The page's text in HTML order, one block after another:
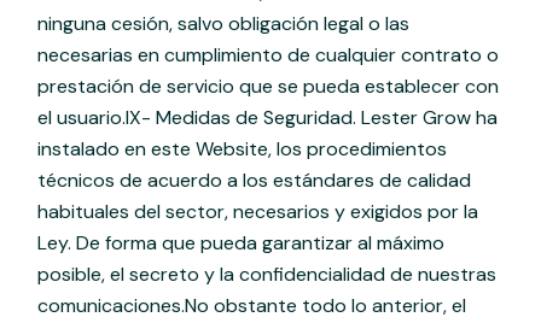
ninguna cesión, salvo obligación legal o las
necesarias en cumplimiento de cualquier contrato o
prestación de servicio que se pueda establecer con
el usuario.IX- Medidas de Seguridad. Lester Grow ha
instalado en este Website, los procedimientos
técnicos de acuerdo a los estándares de calidad
habituales del sector, necesarios y exigidos por la
Ley. De forma que pueda garantizar al máximo
posible, el secreto y la confidencialidad de nuestras
comunicaciones.No obstante todo lo anterior, el